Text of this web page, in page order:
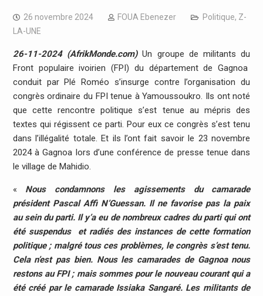
26 novembre 2024 FOUA Ebenezer Politique, Z-
LA-UNE
26-11-2024 (AfrikMonde.com)Un groupe de militants du
Front populaire ivoirien (FPI) du département de Gagnoa
conduit par Plé Roméo s’insurge contre l’organisation du
congrès ordinaire du FPI tenue à Yamoussoukro. Ils ont noté
que cette rencontre politique s’est tenue au mépris des
textes qui régissent ce parti. Pour eux ce congrès s’est tenu
dans l’illégalité totale. Et ils l’ont fait savoir le 23 novembre
2024 à Gagnoa lors d’une conférence de presse tenue dans
le village de Mahidio.
« Nous condamnons les agissements du camarade
président Pascal Affi N’Guessan. Il ne favorise pas la paix
au sein du parti. Il y’a eu de nombreux cadres du parti qui ont
été suspendus et radiés des instances de cette formation
politique ; malgré tous ces problèmes, le congrès s’est tenu.
Cela n’est pas bien. Nous les camarades de Gagnoa nous
restons au FPI ; mais sommes pour le nouveau courant qui a
été créé par le camarade Issiaka Sangaré. Les militants de